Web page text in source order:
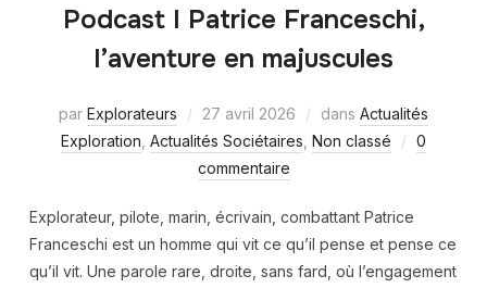
Podcast I Patrice Franceschi,
l’aventure en majuscules
par Explorateurs 27 avril 2026 dans Actualités
Exploration Actualités Sociétaires Non classé
0
commentaire
Explorateur, pilote, marin, écrivain, combattant Patrice
Franceschi est un homme qui vit ce qu’il pense et pense ce
qu’il vit. Une parole rare, droite, sans fard, où l’engagement